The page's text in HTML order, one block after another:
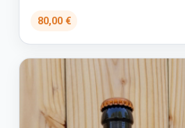
80,00 €